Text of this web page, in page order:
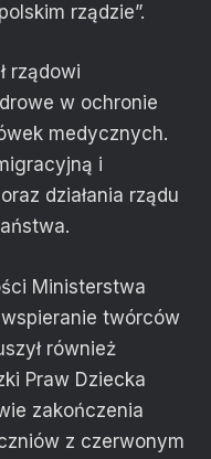
rządzie”.
rządowi
w ochronie
medycznych.
i
działania rządu
Ministerstwa
twórców
również
Praw Dziecka
zakończenia
z czerwonym